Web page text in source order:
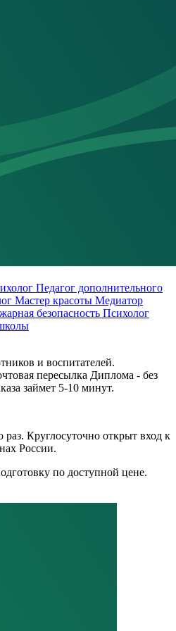
Педагог дополнительного
Мастер красоты Медиатор
безопасность Психолог
и воспитателей.
пересылка Диплома - без
займет 5-10 минут.
Круглосуточно открыт вход к
России.
по доступной цене.